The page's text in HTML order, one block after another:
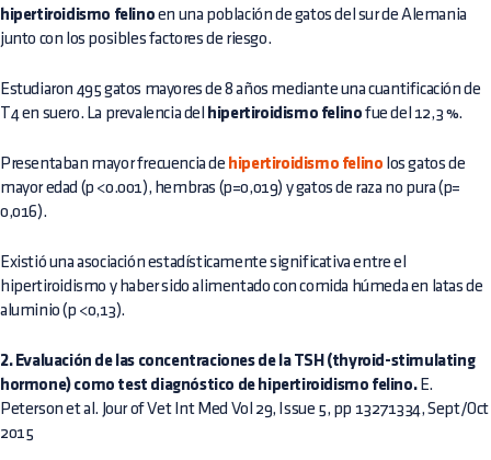
hipertiroidismo felino en una población de gatos del sur de Alemania
junto con los posibles factores de riesgo.
Estudiaron 495 gatos mayores de 8 años mediante una cuantificación de
T4 en suero. La prevalencia del
hipertiroidismo felino fue del 12,3 %.
Presentaban mayor frecuencia de hipertiroidismo felino los gatos de
mayor edad (p <0.001), hembras (p=0,019) y gatos de raza no pura (p=
0,016).
Existió una asociación estadísticamente significativa entre el
hipertiroidismo y haber sido alimentado con comida húmeda en latas de
aluminio (p <0,13).
2. Evaluación de las concentraciones de la TSH (thyroid-stimulating
hormone) como test diagnóstico de hipertiroidismo felino.E.
Peterson et al. Jour of Vet Int Med Vol 29, Issue 5, pp 13271334, Sept/Oct
2015